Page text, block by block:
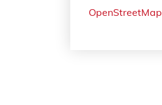
OpenStreetMap